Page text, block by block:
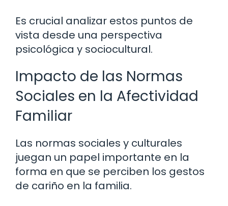
Es crucial analizar estos puntos de
vista desde una perspectiva
psicológica y sociocultural.
Impacto de las Normas
Sociales en la Afectividad
Familiar
Las normas sociales y culturales
juegan un papel importante en la
forma en que se perciben los gestos
de cariño en la familia.